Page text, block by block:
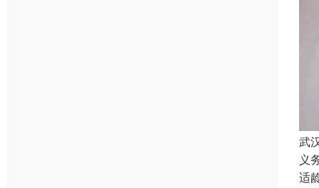
武
义
适